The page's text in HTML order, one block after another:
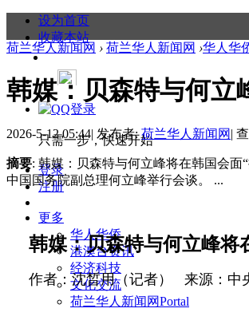
设为首页
收藏本站
只需一步，快速开始
登录
注册
更多
华人华侨
港澳台资讯
经济科技
文化交流
荷兰华人新闻网Portal
荷兰华人新闻网 › 荷兰华人新闻网 ›华人华
韩媒：贝森特与何立
2026-5-12 05:44| 发布者:荷兰华人新闻网 |
摘要: 韩媒：贝森特与何立峰将在韩国会
中国国务院副总理何立峰举行会谈。 ...
韩媒：贝森特与何立峰将
作者：沈晳用（记者） 来源：中